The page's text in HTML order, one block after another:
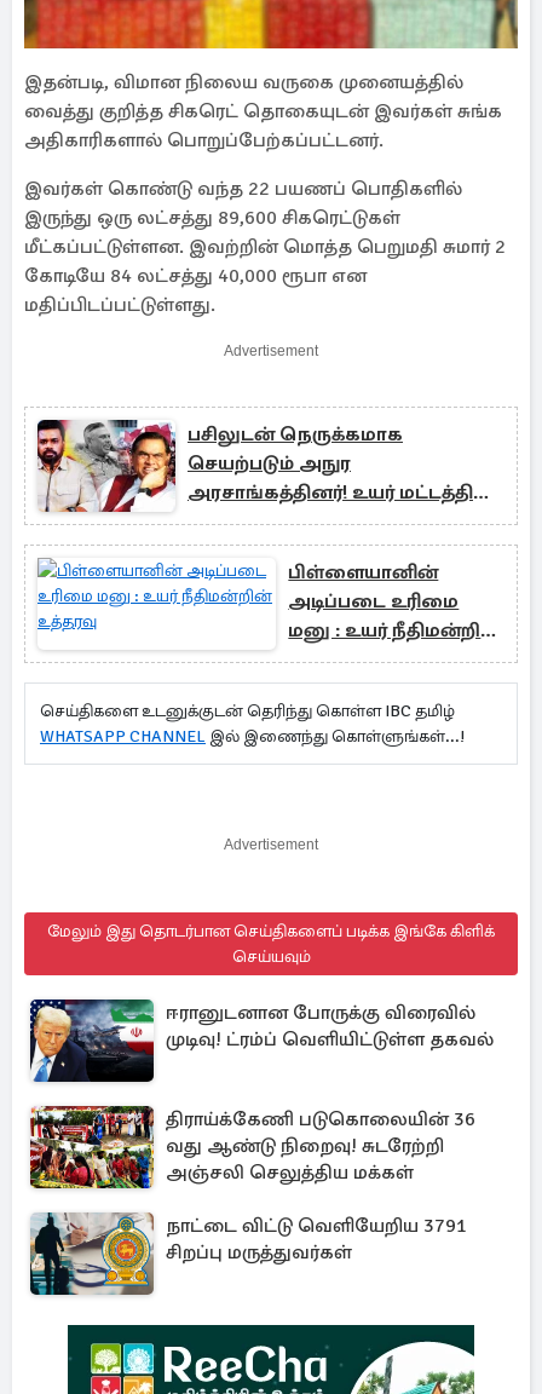
இதன்படி, விமான நிலைய வருகை முனையத்தில்
வைத்து குறித்த சிகரெட் தொகையுடன் இவர்கள் சுங்க
அதிகாரிகளால் பொறுப்பேற்கப்பட்டனர்.
இவர்கள் கொண்டு வந்த 22 பயணப் பொதிகளில்
இருந்து ஒரு லட்சத்து 89,600 சிகரெட்டுகள்
மீட்கப்பட்டுள்ளன. இவற்றின் மொத்த பெறுமதி சுமார் 2
கோடியே 84 லட்சத்து 40,000 ரூபா என
மதிப்பிடப்பட்டுள்ளது.
Advertisement
பசிலுடன் நெருக்கமாக
செயற்படும் அநுர
அரசாங்கத்தினர்! உயர் மட்டத்தில்
வழங்கப்பட்ட அறிவுரை
பிள்ளையானின்
அடிப்படை உரிமை
மனு : உயர் நீதிமன்றின்
உத்தரவு
செய்திகளை உடனுக்குடன் தெரிந்து கொள்ள IBC தமிழ்
WHATSAPP CHANNEL இல் இணைந்து கொள்ளுங்கள்...!
Advertisement
மேலும் இது தொடர்பான செய்திகளைப் படிக்க இங்கே கிளிக்
செய்யவும்
ஈரானுடனான போருக்கு விரைவில்
முடிவு! ட்ரம்ப் வெளியிட்டுள்ள தகவல்
திராய்க்கேணி படுகொலையின் 36
வது ஆண்டு நிறைவு! சுடரேற்றி
அஞ்சலி செலுத்திய மக்கள்
நாட்டை விட்டு வெளியேறிய 3791
சிறப்பு மருத்துவர்கள்